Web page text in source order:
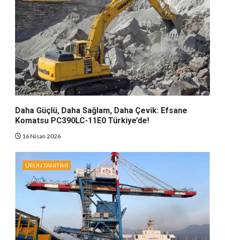
Daha Güçlü, Daha Sağlam, Daha Çevik: Efsane
Komatsu PC390LC-11E0 Türkiye’de!
16 Nisan 2026
ÜRÜN TANITIMI